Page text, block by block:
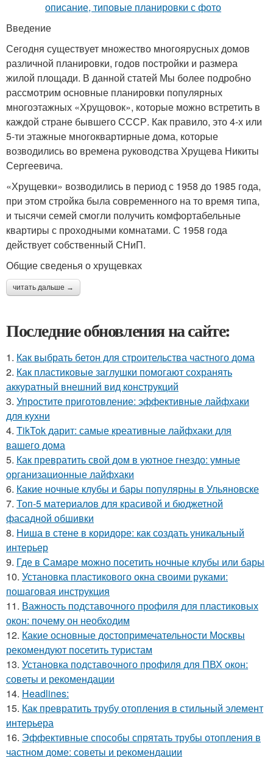
Введение
Сегодня существует множество многоярусных домов
различной планировки, годов постройки и размера
жилой площади. В данной статей Мы более подробно
рассмотрим основные планировки популярных
многоэтажных «Хрущовок», которые можно встретить в
каждой стране бывшего СССР. Как правило, это 4-х или
5-ти этажные многоквартирные дома, которые
возводились во времена руководства Хрущева Никиты
Сергеевича.
«Хрущевки» возводились в период с 1958 до 1985 года,
при этом стройка была современного на то время типа,
и тысячи семей смогли получить комфортабельные
квартиры с проходными комнатами. С 1958 года
действует собственный СНиП.
Общие сведенья о хрущевках
читать дальше →
Последние обновления на сайте:
1. Как выбрать бетон для строительства частного дома
2. Как пластиковые заглушки помогают сохранять
аккуратный внешний вид конструкций
3. Упростите приготовление: эффективные лайфхаки
для кухни
4. TikTok дарит: самые креативные лайфхаки для
вашего дома
5. Как превратить свой дом в уютное гнездо: умные
организационные лайфхаки
6. Какие ночные клубы и бары популярны в Ульяновске
7. Топ-5 материалов для красивой и бюджетной
фасадной обшивки
8. Ниша в стене в коридоре: как создать уникальный
интерьер
9. Где в Самаре можно посетить ночные клубы или бары
10. Установка пластикового окна своими руками:
пошаговая инструкция
11. Важность подставочного профиля для пластиковых
окон: почему он необходим
12. Какие основные достопримечательности Москвы
рекомендуют посетить туристам
13. Установка подставочного профиля для ПВХ окон:
советы и рекомендации
14. Headlines:
15. Как превратить трубу отопления в стильный элемент
интерьера
16. Эффективные способы спрятать трубы отопления в
частном доме: советы и рекомендации